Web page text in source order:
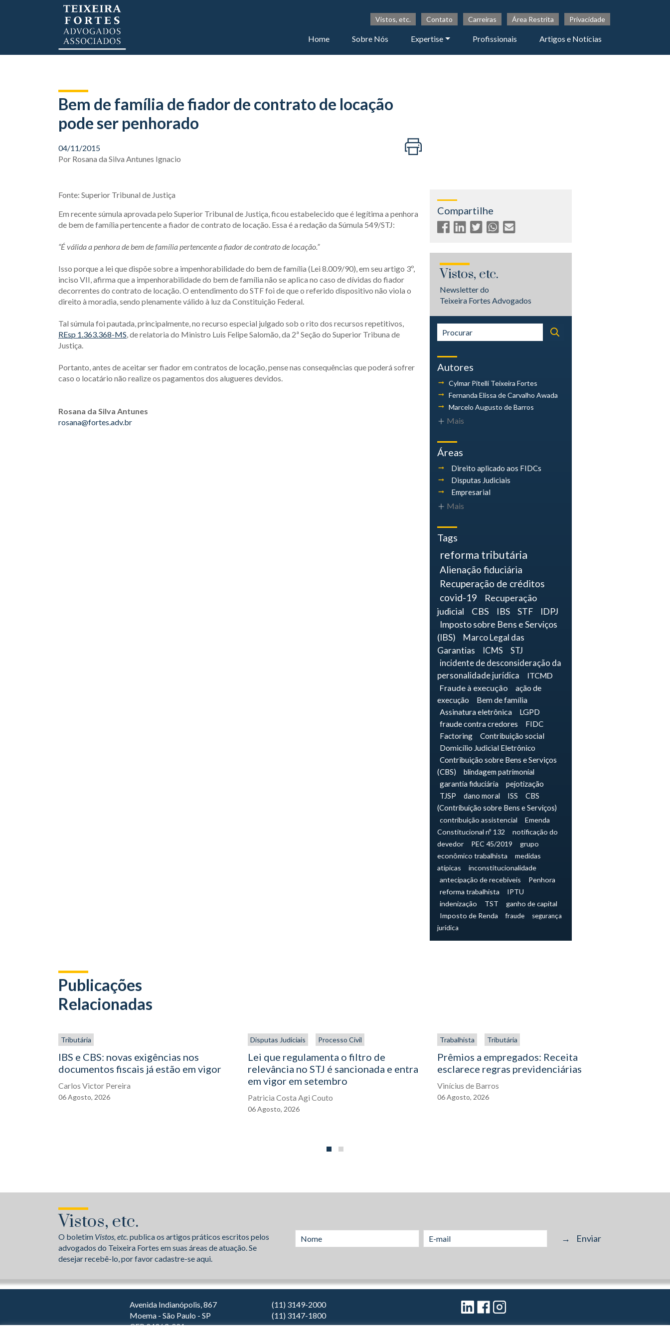
Vistos, etc. Contato Carreiras Área Restrita Privacidade
Home Sobre Nós Expertise Profissionais Artigos e Notícias
Bem de família de fiador de contrato de locação
pode ser penhorado
04/11/2015
Por Rosana da Silva Antunes Ignacio
Fonte: Superior Tribunal de Justiça
Em recente súmula aprovada pelo Superior Tribunal de Justiça, ficou estabelecido que é legítima a penhora
de bem de família pertencente a fiador de contrato de locação. Essa é a redação da Súmula 549/STJ:
“É válida a penhora de bem de família pertencente a fiador de contrato de locação.”
Isso porque a lei que dispõe sobre a impenhorabilidade do bem de família (Lei 8.009/90), em seu artigo 3º,
inciso VII, afirma que a impenhorabilidade do bem de família não se aplica no caso de dívidas do fiador
decorrentes do contrato de locação. O entendimento do STF foi de que o referido dispositivo não viola o
direito à moradia, sendo plenamente válido à luz da Constituição Federal.
Tal súmula foi pautada, principalmente, no recurso especial julgado sob o rito dos recursos repetitivos,
REsp 1.363.368-MS, de relatoria do Ministro Luis Felipe Salomão, da 2ª Seção do Superior Tribuna de
Justiça.
Portanto, antes de aceitar ser fiador em contratos de locação, pense nas consequências que poderá sofrer
caso o locatário não realize os pagamentos dos alugueres devidos.
Rosana da Silva Antunes
rosana@fortes.adv.br
Compartilhe
Vistos, etc.
Newsletter do
Teixeira Fortes Advogados
Autores
Cylmar Pitelli Teixeira Fortes
Fernanda Elissa de Carvalho Awada
Marcelo Augusto de Barros
Mais
Áreas
Direito aplicado aos FIDCs
Disputas Judiciais
Empresarial
Mais
Tags
reforma tributária
Alienação fiduciária
Recuperação de créditos
covid-19
Recuperação
judicial
CBS IBS STF
IDPJ
Imposto sobre Bens e Serviços
(IBS)
Marco Legal das
Garantias
ICMS
STJ
incidente de desconsideração da
personalidade jurídica
ITCMD
Fraude à execução
ação de
execução
Bem de família
Assinatura eletrônica
LGPD
fraude contra credores
FIDC
Factoring
Contribuição social
Domicílio Judicial Eletrônico
Contribuição sobre Bens e Serviços
(CBS)
blindagem patrimonial
garantia fiduciária
pejotização
TJSP
dano moral ISS
CBS
(Contribuição sobre Bens e Serviços)
contribuição assistencial
Emenda
Constitucional nº 132
notificação do
devedor
PEC 45/2019
grupo
econômico trabalhista
medidas
atípicas
inconstitucionalidade
antecipação de recebíveis
Penhora
reforma trabalhista
IPTU
indenização
TST
ganho de capital
Imposto de Renda
fraude
segurança
jurídica
Publicações
Relacionadas
Tributária
IBS e CBS: novas exigências nos
documentos fiscais já estão em vigor
Carlos Victor Pereira
06Agosto, 2026
Disputas Judiciais Processo Civil
Lei que regulamenta o filtro de
relevância no STJ é sancionada e entra
em vigor em setembro
Patricia Costa Agi Couto
06Agosto, 2026
Trabalhista Tributária
Prêmios a empregados: Receita
esclarece regras previdenciárias
Vinícius de Barros
06Agosto, 2026
Vistos, etc.
O boletim Vistos, etc.publica os artigos práticos escritos pelos
advogados do Teixeira Fortes em suas áreas de atuação. Se
desejar recebê-lo, por favor cadastre-se aqui.
Avenida Indianópolis, 867
Moema - São Paulo - SP
CEP 04063-001
(11) 3149-2000
(11) 3147-1800